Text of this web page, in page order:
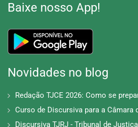
Baixe nosso App!
Novidades no blog
Redação TJCE 2026: Como se
Curso de Discursiva para a Câmara
Discursiva TJRJ - Tribunal de